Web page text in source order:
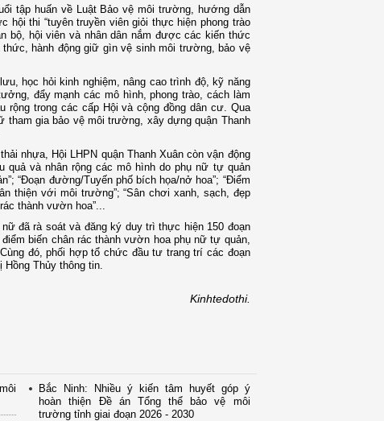
tập huấn về Luật Bảo vệ môi trường, hướng dẫn
hội thi “tuyên truyền viên giỏi thực hiện phong trào
bộ, hội viên và nhân dân nắm được các kiến thức
hành động giữ gìn vệ sinh môi trường, bảo vệ
học hỏi kinh nghiệm, nâng cao trình độ, kỹ năng
đẩy mạnh các mô hình, phong trào, cách làm
rộng trong các cấp Hội và cộng đồng dân cư. Qua
tham gia bảo vệ môi trường, xây dựng quận Thanh
nhựa, Hội LHPN quận Thanh Xuân còn vận động
quả và nhân rộng các mô hình do phụ nữ tự quản
“Đoạn đường/Tuyến phố bích họa/nở hoa”; “Điểm
thiện với môi trường”; “Sân chơi xanh, sạch, đẹp
thành vườn hoa”...
đã rà soát và đăng ký duy trì thực hiện 150 đoạn
biến chân rác thành vườn hoa phụ nữ tự quản,
đó, phối hợp tổ chức đầu tư trang trí các đoạn
Thủy thông tin.
Kinhtedothi.
Bắc Ninh: Nhiều ý kiến tâm huyết góp ý
hoàn thiện Đề án Tổng thể bảo vệ môi
trường tỉnh giai đoạn 2026 - 2030